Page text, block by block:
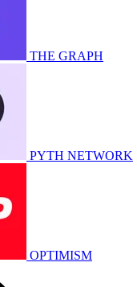
THE GRAPH
PYTH NETWORK
OPTIMISM